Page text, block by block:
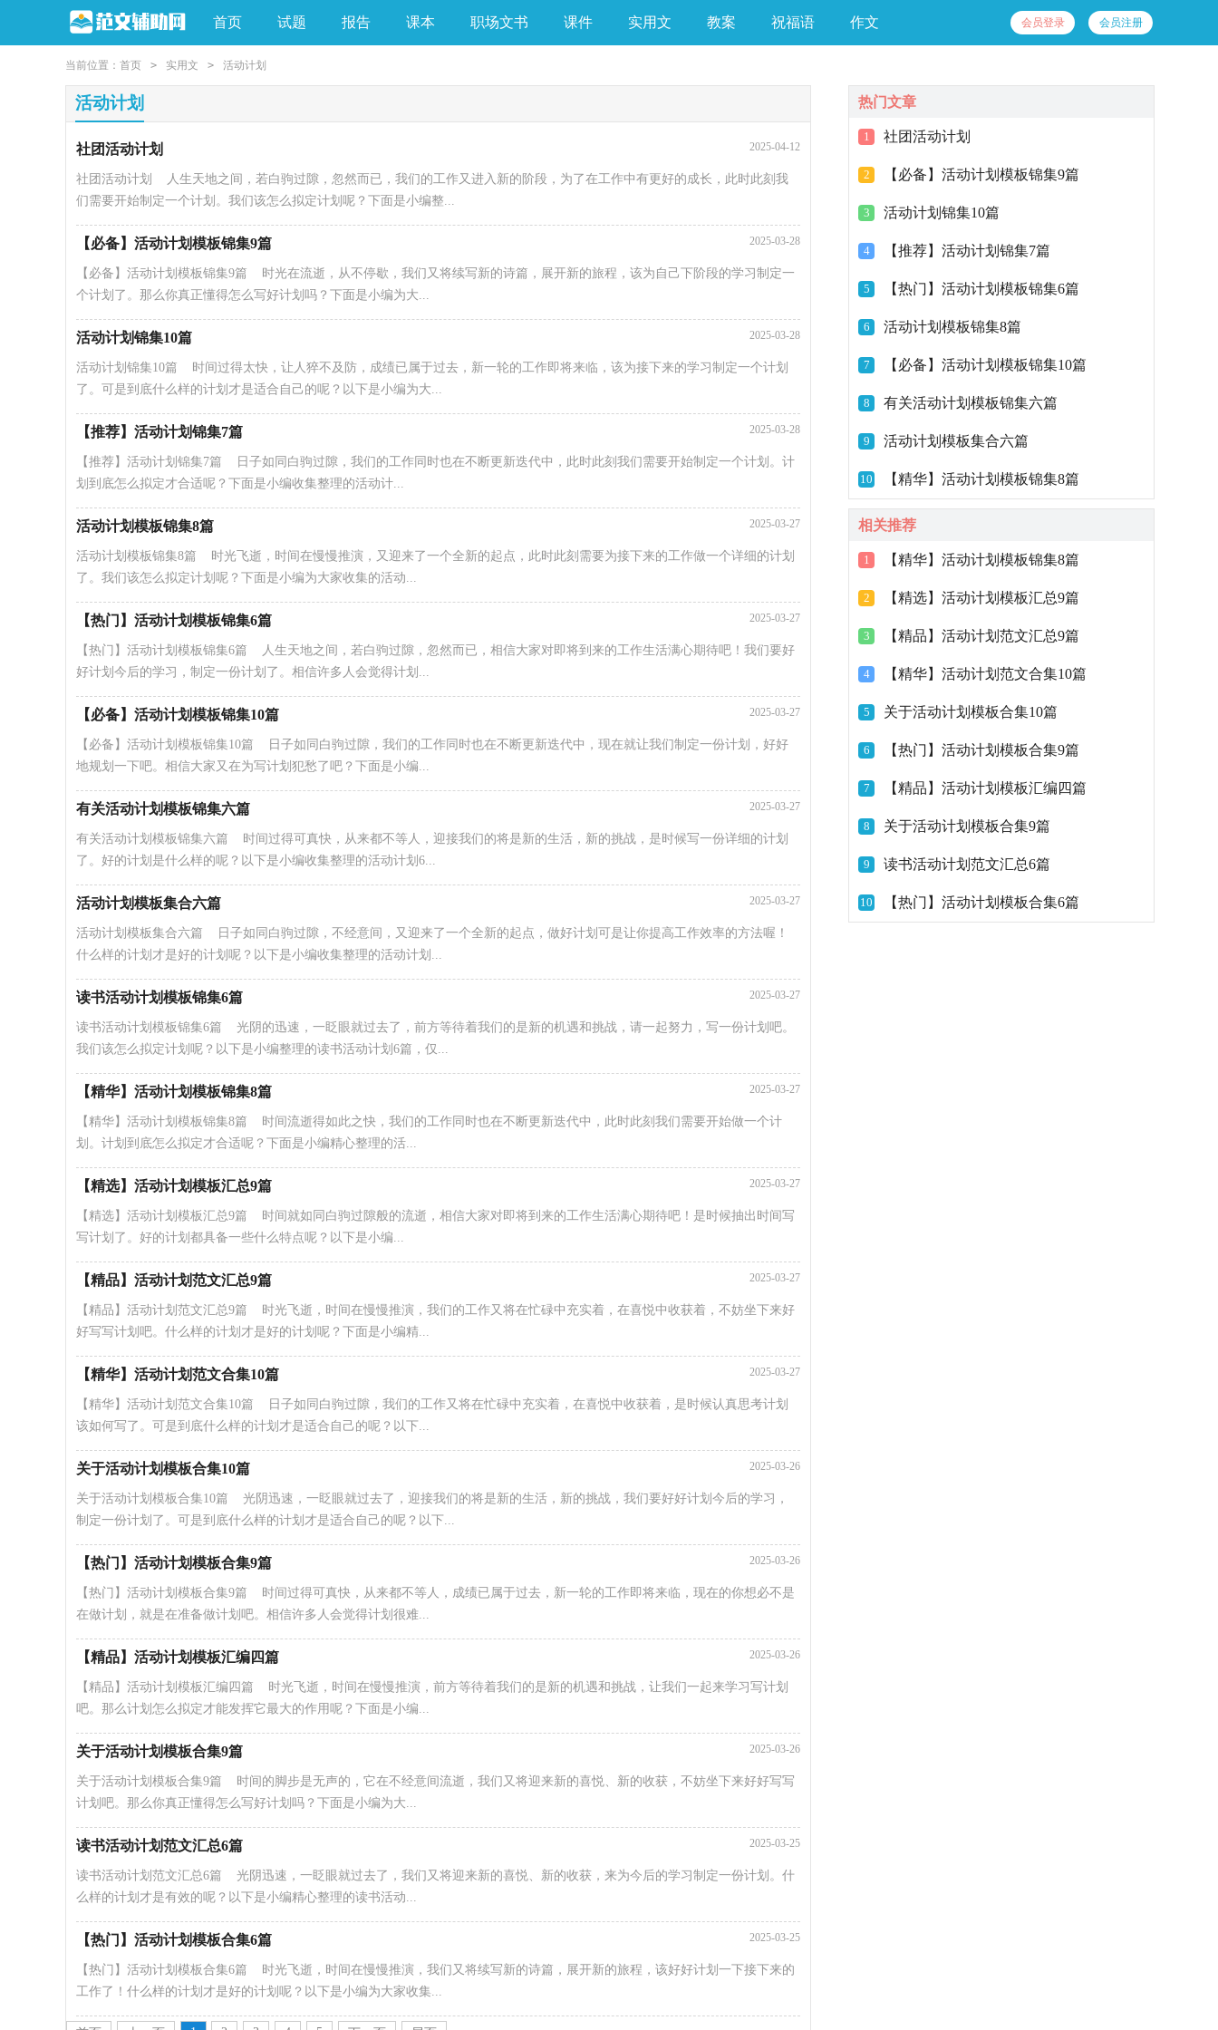
首页 试题 报告 课本 职场文书 课件 实用文 教案 祝福语 作文 会员登录 会员注册
当前位置： 首页 > 实用文 > 活动计划
活动计划
社团活动计划 2025-04-12
社团活动计划 人生天地之间，若白驹过隙，忽然而已，我们的工作又进入新的阶段，为了在工作中有更好的成长，此时此刻我
们需要开始制定一个计划。我们该怎么拟定计划呢？下面是小编整...
【必备】活动计划模板锦集9篇 2025-03-28
【必备】活动计划模板锦集9篇 时光在流逝，从不停歇，我们又将续写新的诗篇，展开新的旅程，该为自己下阶段的学习制定一
个计划了。那么你真正懂得怎么写好计划吗？下面是小编为大...
活动计划锦集10篇 2025-03-28
活动计划锦集10篇 时间过得太快，让人猝不及防，成绩已属于过去，新一轮的工作即将来临，该为接下来的学习制定一个计划
了。可是到底什么样的计划才是适合自己的呢？以下是小编为大...
【推荐】活动计划锦集7篇 2025-03-28
【推荐】活动计划锦集7篇 日子如同白驹过隙，我们的工作同时也在不断更新迭代中，此时此刻我们需要开始制定一个计划。计
划到底怎么拟定才合适呢？下面是小编收集整理的活动计...
活动计划模板锦集8篇 2025-03-27
活动计划模板锦集8篇 时光飞逝，时间在慢慢推演，又迎来了一个全新的起点，此时此刻需要为接下来的工作做一个详细的计划
了。我们该怎么拟定计划呢？下面是小编为大家收集的活动...
【热门】活动计划模板锦集6篇 2025-03-27
【热门】活动计划模板锦集6篇 人生天地之间，若白驹过隙，忽然而已，相信大家对即将到来的工作生活满心期待吧！我们要好
好计划今后的学习，制定一份计划了。相信许多人会觉得计划...
【必备】活动计划模板锦集10篇 2025-03-27
【必备】活动计划模板锦集10篇 日子如同白驹过隙，我们的工作同时也在不断更新迭代中，现在就让我们制定一份计划，好好
地规划一下吧。相信大家又在为写计划犯愁了吧？下面是小编...
有关活动计划模板锦集六篇 2025-03-27
有关活动计划模板锦集六篇 时间过得可真快，从来都不等人，迎接我们的将是新的生活，新的挑战，是时候写一份详细的计划
了。好的计划是什么样的呢？以下是小编收集整理的活动计划6...
活动计划模板集合六篇 2025-03-27
活动计划模板集合六篇 日子如同白驹过隙，不经意间，又迎来了一个全新的起点，做好计划可是让你提高工作效率的方法喔！
什么样的计划才是好的计划呢？以下是小编收集整理的活动计划...
读书活动计划模板锦集6篇 2025-03-27
读书活动计划模板锦集6篇 光阴的迅速，一眨眼就过去了，前方等待着我们的是新的机遇和挑战，请一起努力，写一份计划吧。
我们该怎么拟定计划呢？以下是小编整理的读书活动计划6篇，仅...
【精华】活动计划模板锦集8篇 2025-03-27
【精华】活动计划模板锦集8篇 时间流逝得如此之快，我们的工作同时也在不断更新迭代中，此时此刻我们需要开始做一个计
划。计划到底怎么拟定才合适呢？下面是小编精心整理的活...
【精选】活动计划模板汇总9篇 2025-03-27
【精选】活动计划模板汇总9篇 时间就如同白驹过隙般的流逝，相信大家对即将到来的工作生活满心期待吧！是时候抽出时间写
写计划了。好的计划都具备一些什么特点呢？以下是小编...
【精品】活动计划范文汇总9篇 2025-03-27
【精品】活动计划范文汇总9篇 时光飞逝，时间在慢慢推演，我们的工作又将在忙碌中充实着，在喜悦中收获着，不妨坐下来好
好写写计划吧。什么样的计划才是好的计划呢？下面是小编精...
【精华】活动计划范文合集10篇 2025-03-27
【精华】活动计划范文合集10篇 日子如同白驹过隙，我们的工作又将在忙碌中充实着，在喜悦中收获着，是时候认真思考计划
该如何写了。可是到底什么样的计划才是适合自己的呢？以下...
关于活动计划模板合集10篇 2025-03-26
关于活动计划模板合集10篇 光阴迅速，一眨眼就过去了，迎接我们的将是新的生活，新的挑战，我们要好好计划今后的学习，
制定一份计划了。可是到底什么样的计划才是适合自己的呢？以下...
【热门】活动计划模板合集9篇 2025-03-26
【热门】活动计划模板合集9篇 时间过得可真快，从来都不等人，成绩已属于过去，新一轮的工作即将来临，现在的你想必不是
在做计划，就是在准备做计划吧。相信许多人会觉得计划很难...
【精品】活动计划模板汇编四篇 2025-03-26
【精品】活动计划模板汇编四篇 时光飞逝，时间在慢慢推演，前方等待着我们的是新的机遇和挑战，让我们一起来学习写计划
吧。那么计划怎么拟定才能发挥它最大的作用呢？下面是小编...
关于活动计划模板合集9篇 2025-03-26
关于活动计划模板合集9篇 时间的脚步是无声的，它在不经意间流逝，我们又将迎来新的喜悦、新的收获，不妨坐下来好好写写
计划吧。那么你真正懂得怎么写好计划吗？下面是小编为大...
读书活动计划范文汇总6篇 2025-03-25
读书活动计划范文汇总6篇 光阴迅速，一眨眼就过去了，我们又将迎来新的喜悦、新的收获，来为今后的学习制定一份计划。什
么样的计划才是有效的呢？以下是小编精心整理的读书活动...
【热门】活动计划模板合集6篇 2025-03-25
【热门】活动计划模板合集6篇 时光飞逝，时间在慢慢推演，我们又将续写新的诗篇，展开新的旅程，该好好计划一下接下来的
工作了！什么样的计划才是好的计划呢？以下是小编为大家收集...
热门文章
1 社团活动计划
2 【必备】活动计划模板锦集9篇
3 活动计划锦集10篇
4 【推荐】活动计划锦集7篇
5 【热门】活动计划模板锦集6篇
6 活动计划模板锦集8篇
7 【必备】活动计划模板锦集10篇
8 有关活动计划模板锦集六篇
9 活动计划模板集合六篇
10 【精华】活动计划模板锦集8篇
相关推荐
1 【精华】活动计划模板锦集8篇
2 【精选】活动计划模板汇总9篇
3 【精品】活动计划范文汇总9篇
4 【精华】活动计划范文合集10篇
5 关于活动计划模板合集10篇
6 【热门】活动计划模板合集9篇
7 【精品】活动计划模板汇编四篇
8 关于活动计划模板合集9篇
9 读书活动计划范文汇总6篇
10 【热门】活动计划模板合集6篇